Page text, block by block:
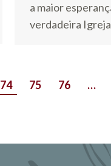
a maior
verdadeira
74 75 76 …